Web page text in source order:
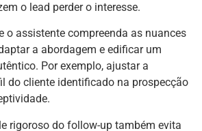
o lead perder o interesse.
o assistente compreenda as nuances
a abordagem e edificar um
Por exemplo, ajustar a
do cliente identificado na prospecção
rigoroso do follow-up também evita